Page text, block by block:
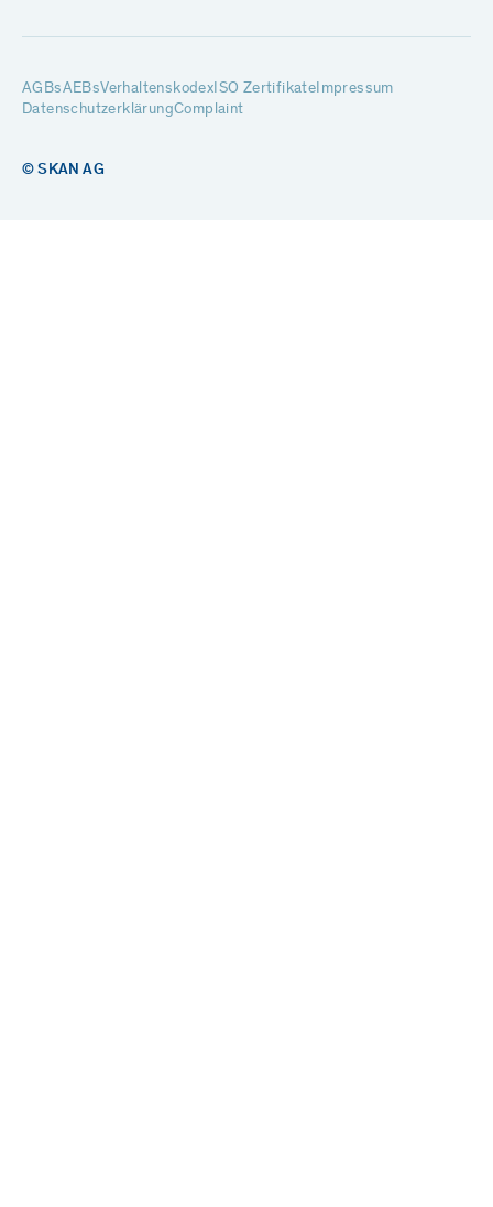
AGBsAEBsVerhaltenskodexISO ZertifikateImpressum
DatenschutzerklärungComplaint
© SKAN AG